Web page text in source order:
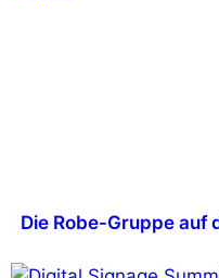
Die Robe-Gruppe auf